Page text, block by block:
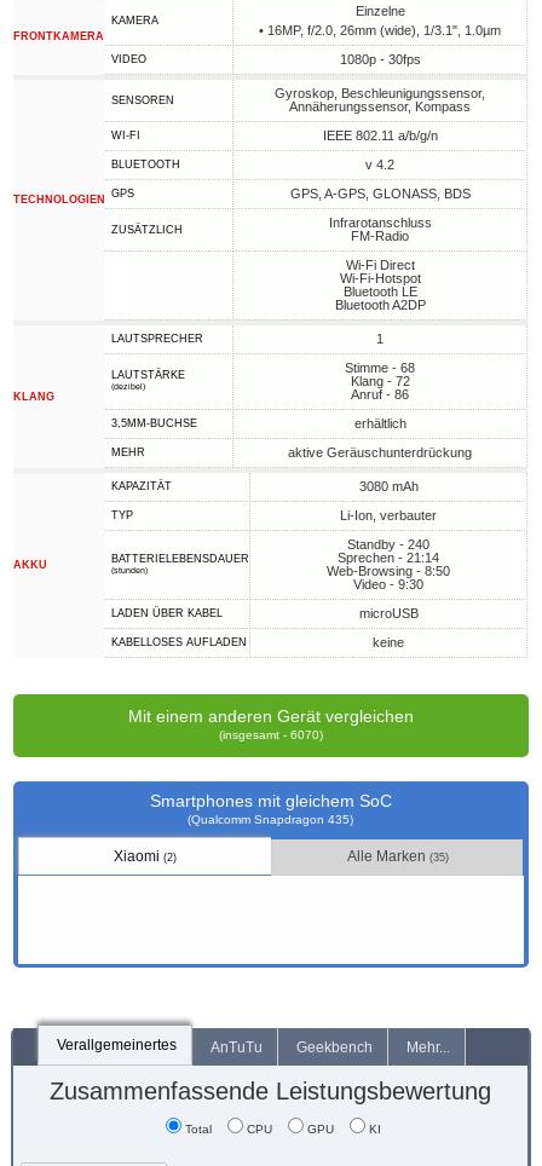
FRONTKAMERA
KAMERA
Einzelne
• 16MP, f/2.0, 26mm (wide), 1/3.1", 1.0µm
VIDEO 1080p - 30fps
TECHNOLOGIEN
SENSOREN
Gyroskop, Beschleunigungssensor,
Annäherungssensor, Kompass
WI-FI IEEE 802.11 a/b/g/n
BLUETOOTH v 4.2
GPS GPS, A-GPS, GLONASS, BDS
ZUSÄTZLICH
Infrarotanschluss
FM-Radio
Wi-Fi Direct
Wi-Fi-Hotspot
Bluetooth LE
Bluetooth A2DP
KLANG
LAUTSPRECHER 1
LAUTSTÄRKE
(dezibel)
Stimme - 68
Klang - 72
Anruf - 86
3,5MM-BUCHSE erhältlich
MEHR aktive Geräuschunterdrückung
AKKU
KAPAZITÄT 3080 mAh
TYP Li-Ion, verbauter
BATTERIELEBENSDAUER
(stunden)
Standby - 240
Sprechen - 21:14
Web-Browsing - 8:50
Video - 9:30
LADEN ÜBER KABEL microUSB
KABELLOSES AUFLADEN keine
Mit einem anderen Gerät vergleichen
(insgesamt - 6070)
Smartphones mit gleichem SoC
(Qualcomm Snapdragon 435)
Xiaomi(2) Alle Marken (35)
Verallgemeinertes AnTuTu Geekbench Mehr...
Zusammenfassende Leistungsbewertung
Total CPU GPU KI